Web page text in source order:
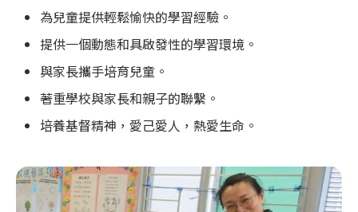
為兒童提供輕鬆愉快的學習經驗。
提供一個動態和具啟發性的學習環境。
與家長攜手培育兒童。
著重學校與家長和親子的聯繫。
培養基督精神，愛己愛人，熱愛生命。